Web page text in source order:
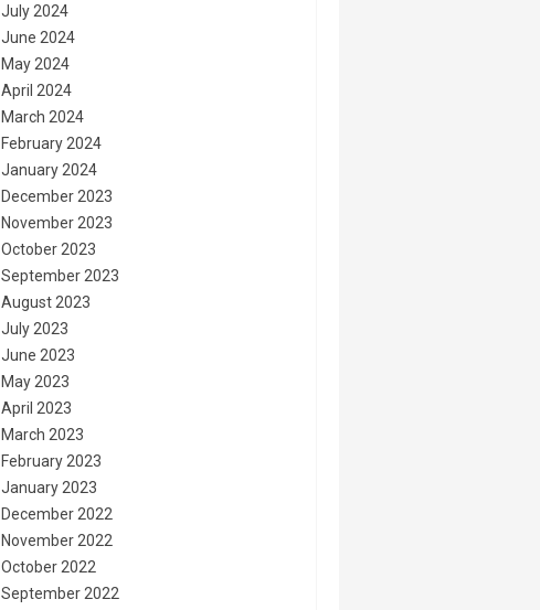
July 2024
June 2024
May 2024
April 2024
March 2024
February 2024
January 2024
December 2023
November 2023
October 2023
September 2023
August 2023
July 2023
June 2023
May 2023
April 2023
March 2023
February 2023
January 2023
December 2022
November 2022
October 2022
September 2022